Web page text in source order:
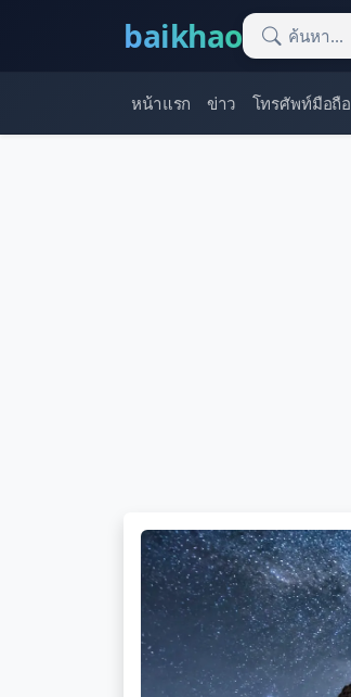
baikhao
หน้าแรก ข่าว โทรศัพท์มือถือ